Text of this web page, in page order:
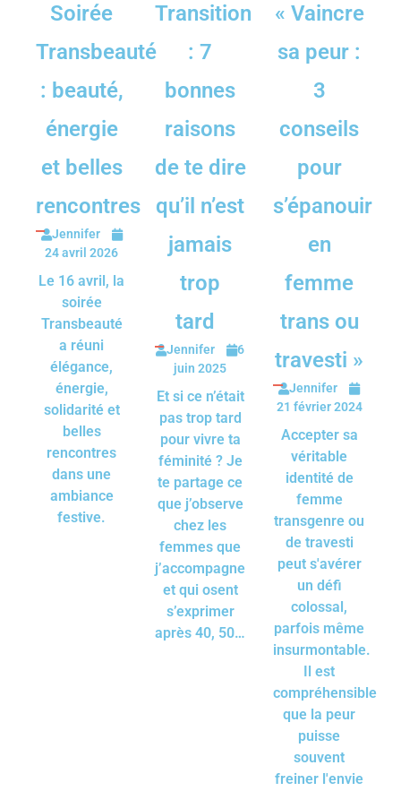
Soirée
Transbeauté
: beauté,
énergie
et belles
rencontres
Jennifer
24 avril 2026
Le 16 avril, la
soirée
Transbeauté
a réuni
élégance,
énergie,
solidarité et
belles
rencontres
dans une
ambiance
festive.
Transition
: 7
bonnes
raisons
de te dire
qu’il n’est
jamais
trop
tard
Jennifer
6
juin 2025
Et si ce n’était
pas trop tard
pour vivre ta
féminité ? Je
te partage ce
que j’observe
chez les
femmes que
j’accompagne
et qui osent
s’exprimer
après 40, 50…
« Vaincre
sa peur :
3
conseils
pour
s’épanouir
en
femme
trans ou
travesti »
Jennifer
21 février 2024
Accepter sa
véritable
identité de
femme
transgenre ou
de travesti
peut s'avérer
un défi
colossal,
parfois même
insurmontable.
Il est
compréhensible
que la peur
puisse
souvent
freiner l'envie